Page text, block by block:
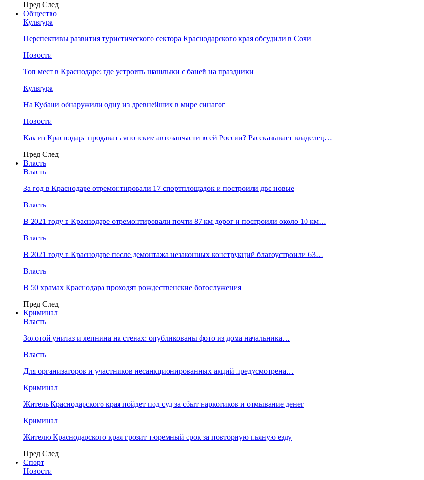
Пред След
Общество
Культура
Перспективы развития туристического сектора Краснодарского края обсудили в Сочи
Новости
Топ мест в Краснодаре: где устроить шашлыки с баней на праздники
Культура
На Кубани обнаружили одну из древнейших в мире синагог
Новости
Как из Краснодара продавать японские автозапчасти всей России? Рассказывает владелец…
Пред След
Власть
Власть
За год в Краснодаре отремонтировали 17 спортплощадок и построили две новые
Власть
В 2021 году в Краснодаре отремонтировали почти 87 км дорог и построили около 10 км…
Власть
В 2021 году в Краснодаре после демонтажа незаконных конструкций благоустроили 63…
Власть
В 50 храмах Краснодара проходят рождественские богослужения
Пред След
Криминал
Власть
​Золотой унитаз и лепнина на стенах: опубликованы фото из дома начальника…
Власть
Для организаторов и участников несанкционированных акций предусмотрена…
Криминал
Житель Краснодарского края пойдет под суд за сбыт наркотиков и отмывание денег
Криминал
Жителю Краснодарского края грозит тюремный срок за повторную пьяную езду
Пред След
Спорт
Новости